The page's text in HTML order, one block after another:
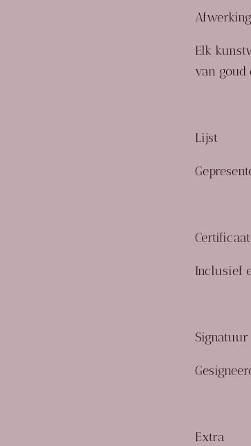
Afwerking
Elk
van goud
Lijst
Certificaat
Inclusief
Signatuur
Extra